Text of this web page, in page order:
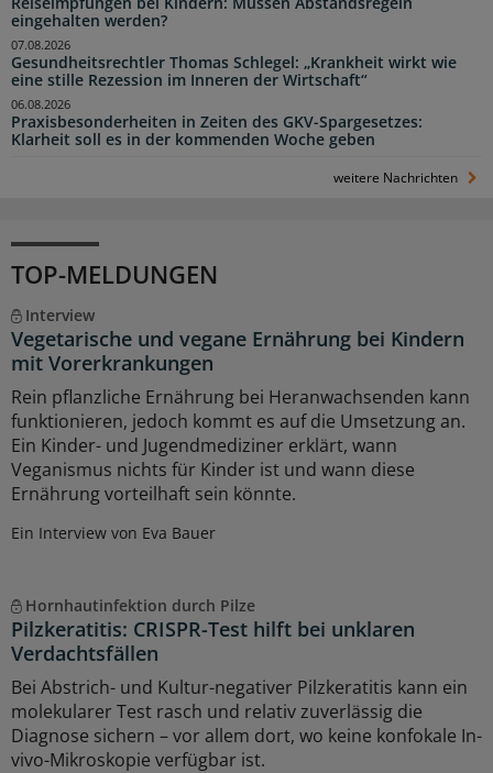
eingehalten werden?
Gesundheitsrechtler Thomas Schlegel: „Krankheit wirkt wie
eine stille Rezession im Inneren der Wirtschaft“
07.08.2026
Praxisbesonderheiten in Zeiten des GKV-Spargesetzes:
Klarheit soll es in der kommenden Woche geben
06.08.2026
weitere Nachrichten
TOP-MELDUNGEN
Interview
Vegetarische und vegane Ernährung bei Kindern
mit Vorerkrankungen
Rein pflanzliche Ernährung bei Heranwachsenden kann
funktionieren, jedoch kommt es auf die Umsetzung an.
Ein Kinder- und Jugendmediziner erklärt, wann
Veganismus nichts für Kinder ist und wann diese
Ernährung vorteilhaft sein könnte.
Ein Interview von Eva Bauer
Hornhautinfektion durch Pilze
Pilzkeratitis: CRISPR-Test hilft bei unklaren
Verdachtsfällen
Bei Abstrich- und Kultur-negativer Pilzkeratitis kann ein
molekularer Test rasch und relativ zuverlässig die
Diagnose sichern – vor allem dort, wo keine konfokale In-
vivo-Mikroskopie verfügbar ist.